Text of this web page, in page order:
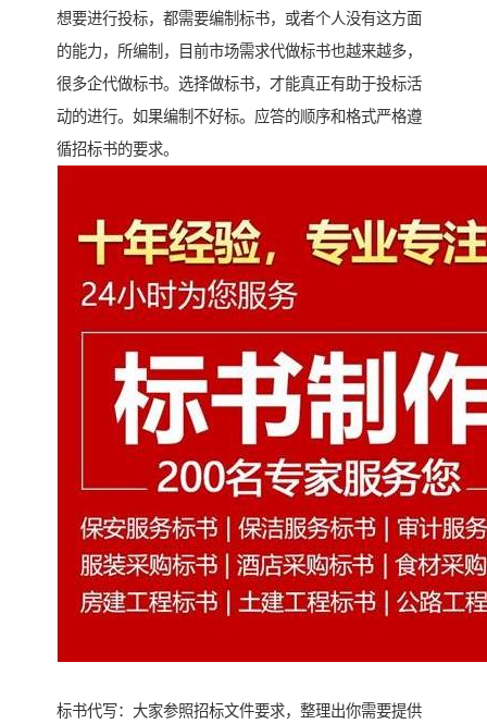
想要进行投标，都需要编制标书，或者个人没有这方面
的能力，所编制，目前市场需求代做标书也越来越多，
很多企代做标书。选择做标书，才能真正有助于投标活
动的进行。如果编制不好标。应答的顺序和格式严格遵
循招标书的要求。
标书代写：大家参照招标文件要求，整理出你需要提供